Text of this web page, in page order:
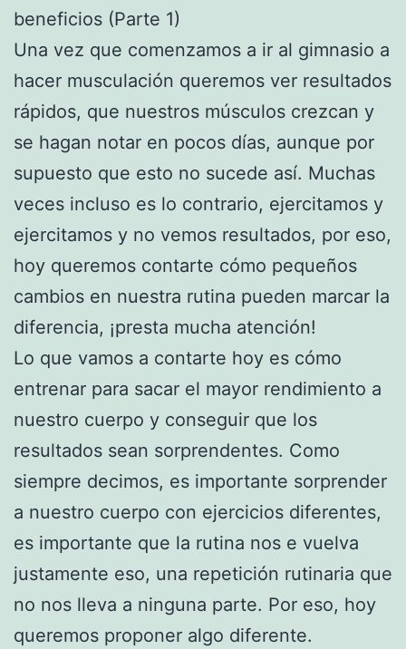
beneficios (Parte 1)
Una vez que comenzamos a ir al gimnasio a
hacer musculación queremos ver resultados
rápidos, que nuestros músculos crezcan y
se hagan notar en pocos días, aunque por
supuesto que esto no sucede así. Muchas
veces incluso es lo contrario, ejercitamos y
ejercitamos y no vemos resultados, por eso,
hoy queremos contarte cómo pequeños
cambios en nuestra rutina pueden marcar la
diferencia, ¡presta mucha atención!
Lo que vamos a contarte hoy es cómo
entrenar para sacar el mayor rendimiento a
nuestro cuerpo y conseguir que los
resultados sean sorprendentes. Como
siempre decimos, es importante sorprender
a nuestro cuerpo con ejercicios diferentes,
es importante que la rutina nos e vuelva
justamente eso, una repetición rutinaria que
no nos lleva a ninguna parte. Por eso, hoy
queremos proponer algo diferente.